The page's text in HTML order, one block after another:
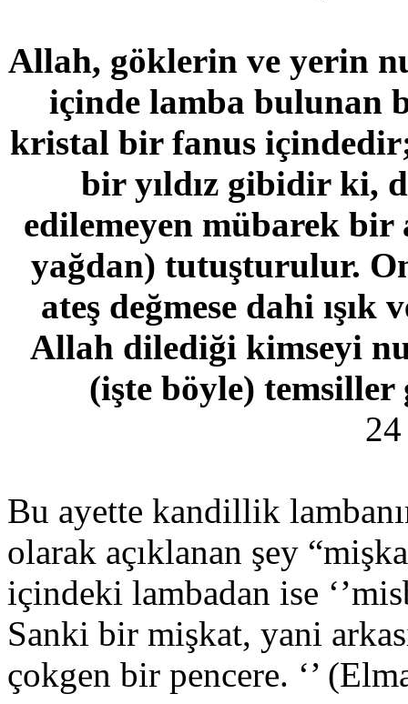
Allah, göklerin ve yerin
içinde lamba bulunan
kristal bir fanus
bir yıldız gibidir ki,
edilemeyen mübarek bir
yağdan) tutuşturulur.
ateş değmese dahi
Allah dilediği kimseyi
(işte böyle)
Bu ayette kandillik
olarak açıklanan şey
içindeki lambadan ise
Sanki bir mişkat, yani
çokgen bir pencere. ‘’